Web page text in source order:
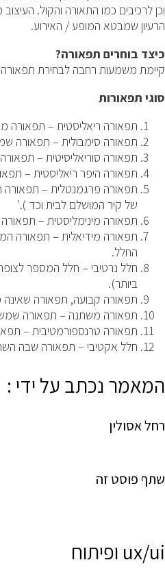
וכן לרכיבים כמו התאורה והקול.
הרעיון שמבטא המופע / האירוע.
כיצד בוחרים תפאורה?
קיימת משמעות רחבה לבחירת תפאורה
סוגי תפאורות
תפאורה ריאליסטית – תפאורה
תפאורה סימבולית – תפאורה
תפאורה סוריאליסיטית –
תפאורה היפר ריאליסטית –
תפאורה פרגמנטלית – תפאורה
של קיר המושלם לבית וכד ).'
תפאורה מינימליסטית –
תפאורה מידיאלית – תפאורה
החלל.
חלל נרטיבי – חלל המספר
ביותר).
תפאורה קבועה, תפאורה
תפאורה משתנה – תפאורה
תפאורה טרנספורמטיבית –
חלל אקטיבי – תפאורה שבה
המאמר נכתב על ידי :
רחל אסולין
שתף פוסט זה
ux/ui ופיתוח